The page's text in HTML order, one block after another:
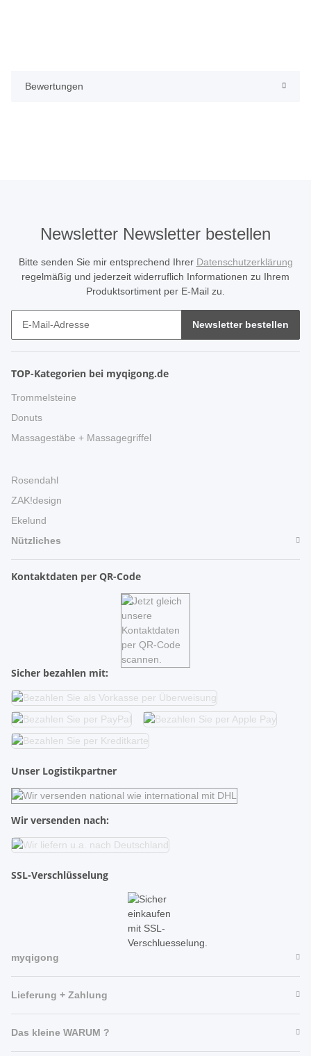
Bewertungen
Newsletter Newsletter bestellen
Bitte senden Sie mir entsprechend Ihrer Datenschutzerklärung
regelmäßig und jederzeit widerruflich Informationen zu Ihrem
Produktsortiment per E-Mail zu.
Newsletter bestellen
TOP-Kategorien bei myqigong.de
Trommelsteine
Donuts
Massagestäbe + Massagegriffel
Rosendahl
ZAK!design
Ekelund
Nützliches
Kontaktdaten per QR-Code
Sicher bezahlen mit:
Unser Logistikpartner
Wir versenden nach:
SSL-Verschlüsselung
myqigong
Lieferung + Zahlung
Das kleine WARUM ?